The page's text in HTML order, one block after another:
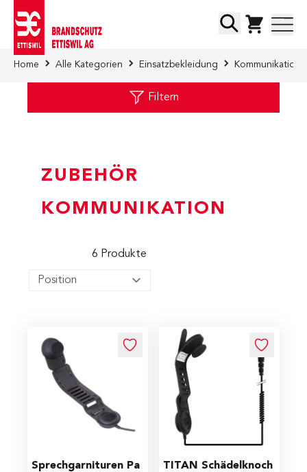
Suche
Home Alle Kategorien Einsatzbekleidung Kommunikation
Filtern
ZUBEHÖR
KOMMUNIKATION
6 Produkte
Sprechgarnituren Pa
The price depends on the options chosen on the
TITAN Schädelknoch